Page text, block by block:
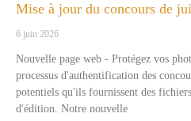
Mise à jour du concours de
6 juin 2026
Nouvelle page web - Protégez vos
processus d'authentification des
potentiels qu'ils fournissent des
d'édition. Notre nouvelle